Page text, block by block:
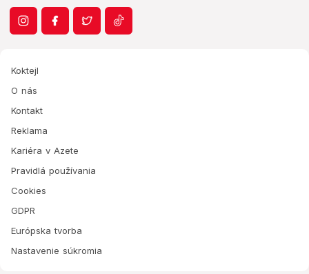
Koktejl
O nás
Kontakt
Reklama
Kariéra v Azete
Pravidlá používania
Cookies
GDPR
Európska tvorba
Nastavenie súkromia